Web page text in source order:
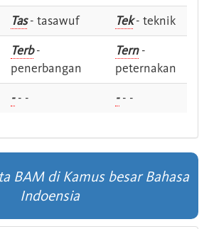
Tas- tasawuf Tek- teknik
Terb-
penerbangan
Tern-
peternakan
-- - -- -
BAM di Kamus besar Bahasa
Indoensia